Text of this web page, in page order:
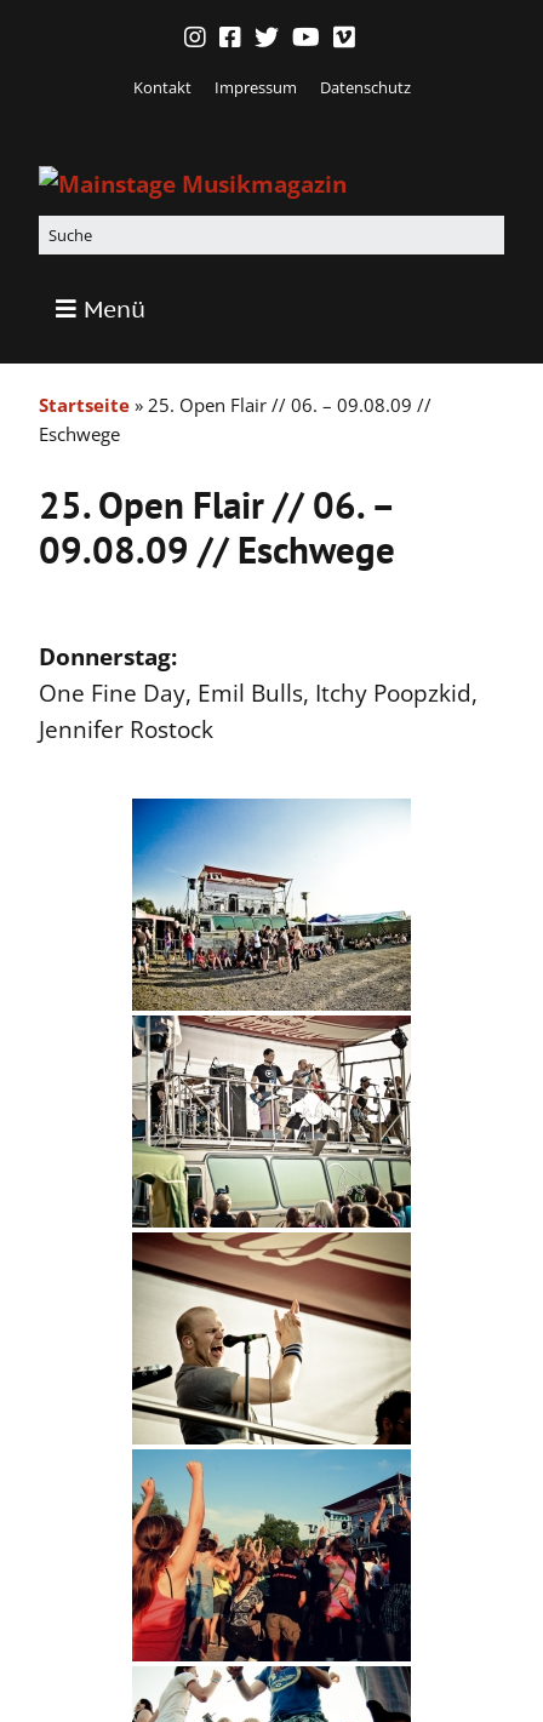
Kontakt Impressum Datenschutz
Menü
Startseite » 25. Open Flair // 06. – 09.08.09 //
Eschwege
25. Open Flair // 06. –
09.08.09 // Eschwege
Donnerstag:
One Fine Day, Emil Bulls, Itchy Poopzkid,
Jennifer Rostock